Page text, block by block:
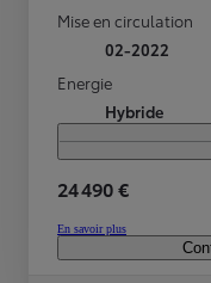
Mise en circulation
02-2022
Energie
Hybride
24 490 €
En savoir plus